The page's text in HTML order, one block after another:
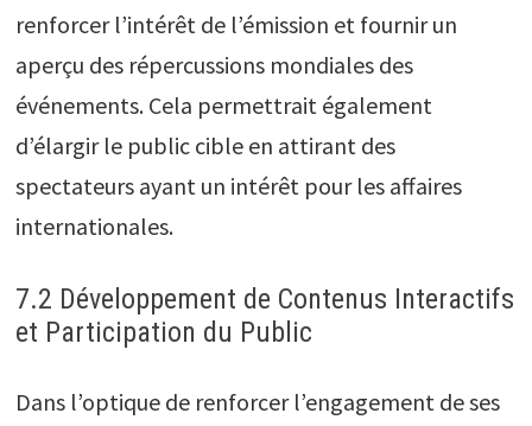
renforcer l’intérêt de l’émission et fournir un
aperçu des répercussions mondiales des
événements. Cela permettrait également
d’élargir le public cible en attirant des
spectateurs ayant un intérêt pour les affaires
internationales.
7.2 Développement de Contenus Interactifs
et Participation du Public
Dans l’optique de renforcer l’engagement de ses